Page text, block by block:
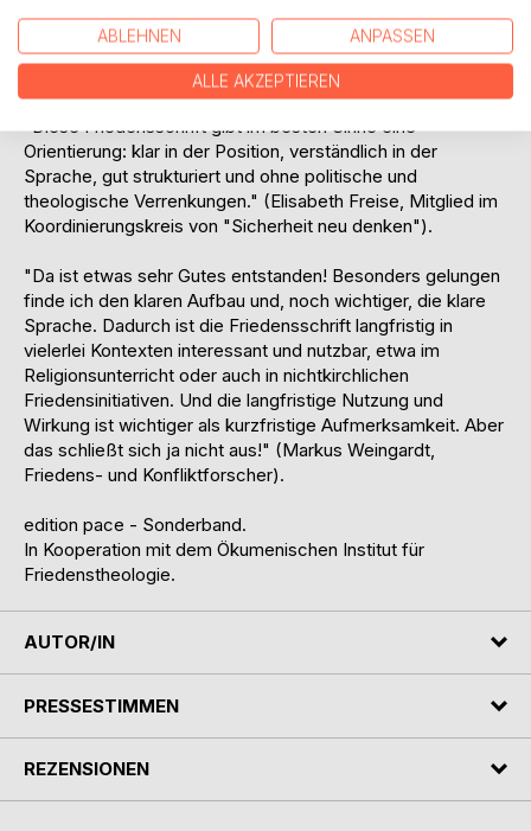
richtungsweisende Titel der Ökumenischen Friedensschrift:
'Wer Frieden will, muss mit dem Feind reden'." (Horst
Scheffler, Ltd. Militärdekan a.D.).
"Diese Friedensschrift gibt im besten Sinne eine
Orientierung: klar in der Position, verständlich in der
Sprache, gut strukturiert und ohne politische und
theologische Verrenkungen." (Elisabeth Freise, Mitglied im
Koordinierungskreis von "Sicherheit neu denken").
"Da ist etwas sehr Gutes entstanden! Besonders gelungen
finde ich den klaren Aufbau und, noch wichtiger, die klare
Sprache. Dadurch ist die Friedensschrift langfristig in
vielerlei Kontexten interessant und nutzbar, etwa im
Religionsunterricht oder auch in nichtkirchlichen
Friedensinitiativen. Und die langfristige Nutzung und
Wirkung ist wichtiger als kurzfristige Aufmerksamkeit. Aber
das schließt sich ja nicht aus!" (Markus Weingardt,
Friedens- und Konfliktforscher).
edition pace - Sonderband.
In Kooperation mit dem Ökumenischen Institut für
Friedenstheologie.
AUTOR/IN
PRESSESTIMMEN
REZENSIONEN
ABLEHNEN ANPASSEN
ALLE AKZEPTIEREN